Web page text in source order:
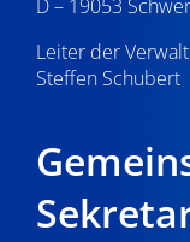
D – 19053
Leiter der
Steffen Schubert